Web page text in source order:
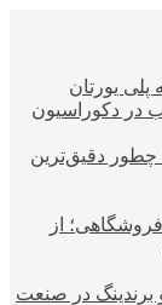
پلی یورتان
در دکوراسیون
چطور دقیق‌ترین
از
برندینگ در صنعت